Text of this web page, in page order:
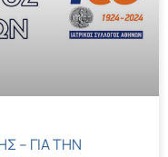
– ΓΙΑ ΤΗΝ